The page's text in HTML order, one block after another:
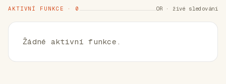
AKTIVNÍ FUNKCE · 0 OR · živé sledování
Žádné aktivní funkce.